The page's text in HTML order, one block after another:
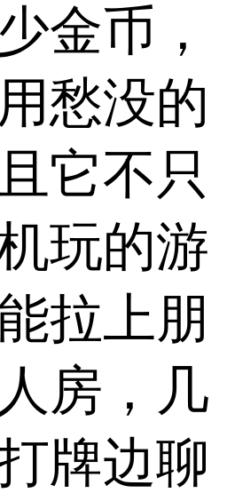
金币，
愁没的
它不只
玩的游
拉上朋
房，几
牌边聊